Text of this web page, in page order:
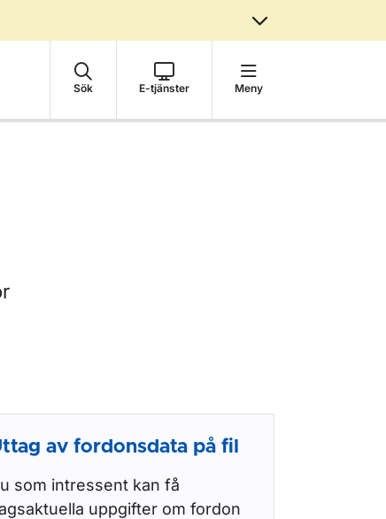
Sök E-tjänster Meny
av fordonsdata på fil
som intressent kan få
uppgifter om fordon